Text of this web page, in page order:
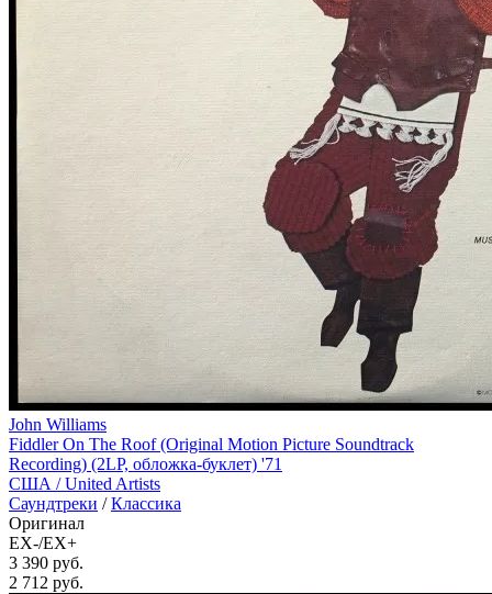
John Williams
Fiddler On The Roof (Original Motion Picture Soundtrack
Recording) (2LP, обложка-буклет) '71
США /United Artists
Саундтреки /Классика
Оригинал
EX-/EX+
3 390 руб.
2 712 руб.